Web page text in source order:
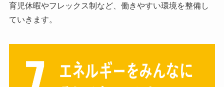
育児休暇やフレックス制など、働きやすい環境を整備し
ていきます。